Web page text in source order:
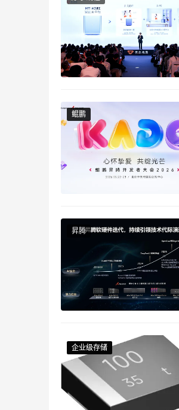
● Manlu Xue – 阿迪达
● Bill Cai – 泰森食品，采
● Melanie ZU – 达能，高
●更多演讲嘉宾，敬请期
鲲鹏
鲲鹏
昇腾
企业级存储
企业级存储
企业级存储
企业级存储